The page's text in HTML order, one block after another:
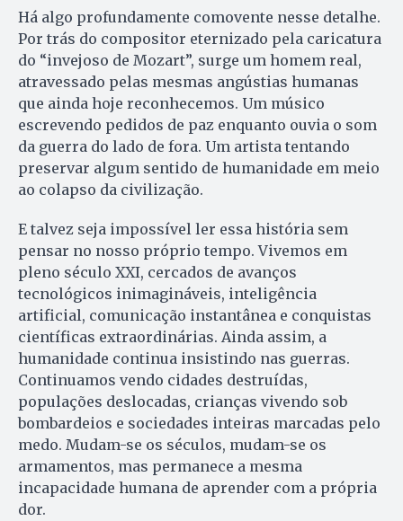
Há algo profundamente comovente nesse detalhe.
Por trás do compositor eternizado pela caricatura
do “invejoso de Mozart”, surge um homem real,
atravessado pelas mesmas angústias humanas
que ainda hoje reconhecemos. Um músico
escrevendo pedidos de paz enquanto ouvia o som
da guerra do lado de fora. Um artista tentando
preservar algum sentido de humanidade em meio
ao colapso da civilização.
E talvez seja impossível ler essa história sem
pensar no nosso próprio tempo. Vivemos em
pleno século XXI, cercados de avanços
tecnológicos inimagináveis, inteligência
artificial, comunicação instantânea e conquistas
científicas extraordinárias. Ainda assim, a
humanidade continua insistindo nas guerras.
Continuamos vendo cidades destruídas,
populações deslocadas, crianças vivendo sob
bombardeios e sociedades inteiras marcadas pelo
medo. Mudam-se os séculos, mudam-se os
armamentos, mas permanece a mesma
incapacidade humana de aprender com a própria
dor.